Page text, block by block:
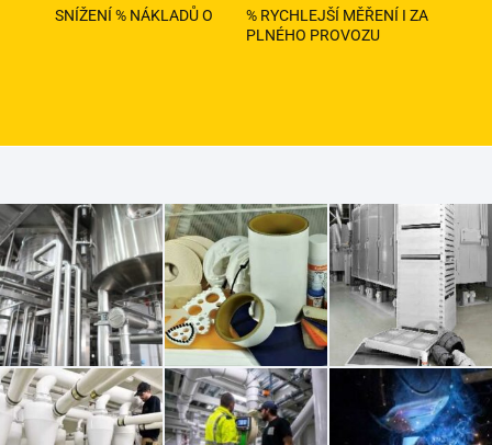
SNÍŽENÍ % NÁKLADŮ O
% RYCHLEJŠÍ MĚŘENÍ I ZA
PLNÉHO PROVOZU